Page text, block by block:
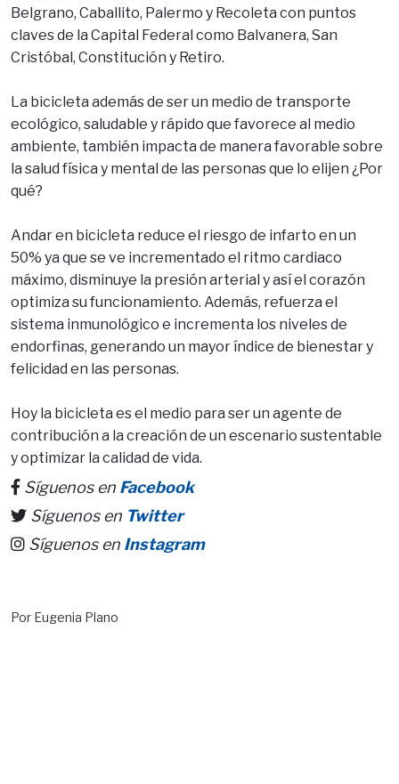
Belgrano, Caballito, Palermo y Recoleta con puntos
claves de la Capital Federal como Balvanera, San
Cristóbal, Constitución y Retiro.
La bicicleta además de ser un medio de transporte
ecológico, saludable y rápido que favorece al medio
ambiente, también impacta de manera favorable sobre
la salud física y mental de las personas que lo elijen ¿Por
qué?
Andar en bicicleta reduce el riesgo de infarto en un
50% ya que se ve incrementado el ritmo cardiaco
máximo, disminuye la presión arterial y así el corazón
optimiza su funcionamiento. Además, refuerza el
sistema inmunológico e incrementa los niveles de
endorfinas, generando un mayor índice de bienestar y
felicidad en las personas.
Hoy la bicicleta es el medio para ser un agente de
contribución a la creación de un escenario sustentable
y optimizar la calidad de vida.
Síguenos en Facebook
Síguenos en Twitter
Síguenos en Instagram
Por Eugenia Plano